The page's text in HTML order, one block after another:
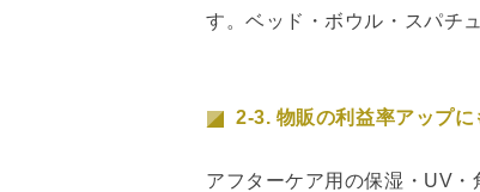
す。ベッド・ボウル・スパチ
2-3. 物販の利益率アップに
アフターケア用の保湿・UV